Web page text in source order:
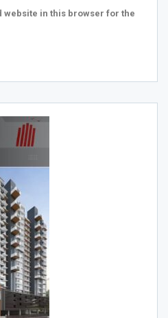
website in this browser for the